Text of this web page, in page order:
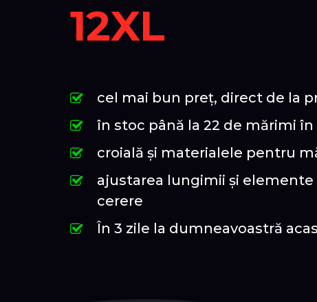
12XL
cel mai bun preț, direct de la
în stoc până la 22 de mărimi în
croială și materialele pentru
ajustarea lungimii și
cerere
În 3 zile la dumneavoastră